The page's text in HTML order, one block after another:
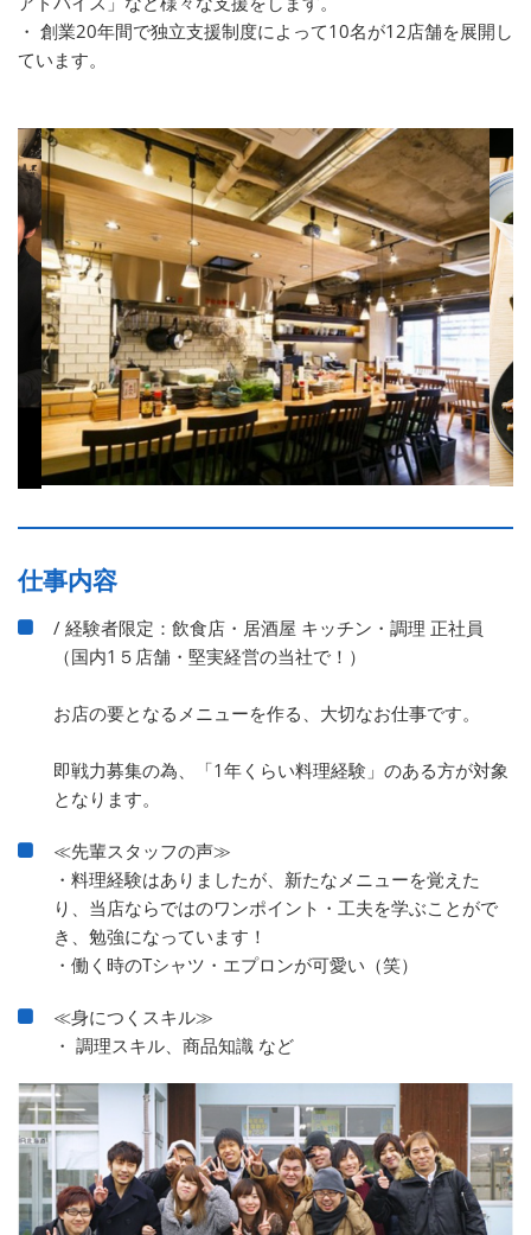
・ 創業20年間で独立支援制度によって10名が12店舗を展開し
ています。
仕事内容
/ 経験者限定：飲食店・居酒屋 キッチン・調理 正社員
（国内1５店舗・堅実経営の当社で！）
お店の要となるメニューを作る、大切なお仕事です。
即戦力募集の為、「1年くらい料理経験」のある方が対象
となります。
≪先輩スタッフの声≫
・料理経験はありましたが、新たなメニューを覚えた
り、当店ならではのワンポイント・工夫を学ぶことがで
き、勉強になっています！
・働く時のTシャツ・エプロンが可愛い（笑）
≪身につくスキル≫
・ 調理スキル、商品知識 など